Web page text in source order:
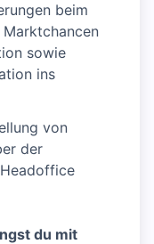
beim
Marktchancen
sowie
ins
von
der
du mit